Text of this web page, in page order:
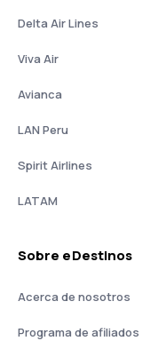
Delta Air Lines
Viva Air
Avianca
LAN Peru
Spirit Airlines
LATAM
Sobre eDestinos
Acerca de nosotros
Programa de afiliados